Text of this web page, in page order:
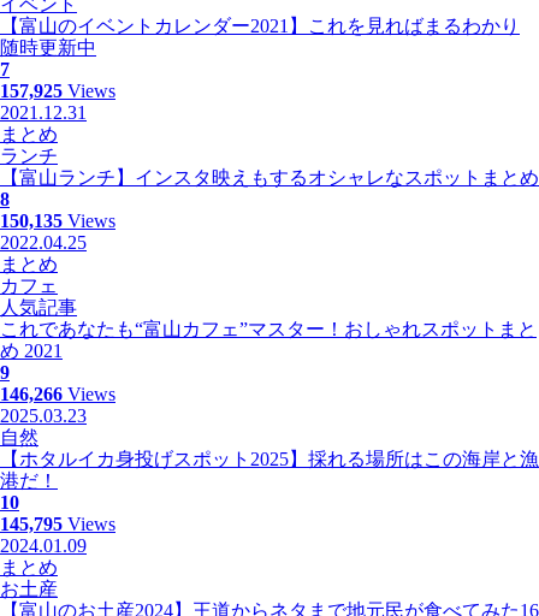
イベント
【富山のイベントカレンダー2021】これを見ればまるわかり
随時更新中
7
157,925 Views
2021.12.31
まとめ
ランチ
【富山ランチ】インスタ映えもするオシャレなスポットまとめ
8
150,135 Views
2022.04.25
まとめ
カフェ
人気記事
これであなたも“富山カフェ”マスター！おしゃれスポットまと
め 2021
9
146,266 Views
2025.03.23
自然
【ホタルイカ身投げスポット2025】採れる場所はこの海岸と漁
港だ！
10
145,795 Views
2024.01.09
まとめ
お土産
【富山のお土産2024】王道からネタまで地元民が食べてみた16